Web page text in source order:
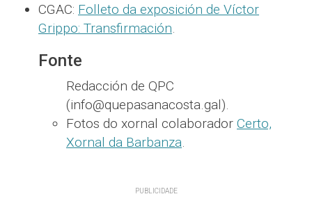
CGAC: Folleto da exposición de Víctor
Grippo: Transfirmación.
Fonte
Redacción de QPC
(info@quepasanacosta.gal).
Fotos do xornal colaborador Certo,
Xornal da Barbanza.